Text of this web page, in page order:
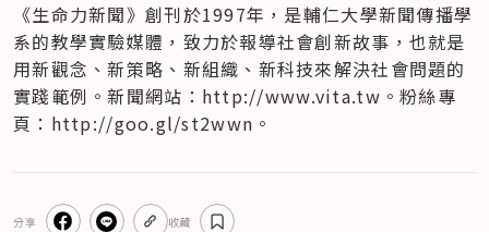
《生命力新聞》創刊於1997年，是輔仁大學新聞傳播學
系的教學實驗媒體，致力於報導社會創新故事，也就是
用新觀念、新策略、新組織、新科技來解決社會問題的
實踐範例。新聞網站：http://www.vita.tw。粉絲專
頁：http://goo.gl/st2wwn。
分享 收藏